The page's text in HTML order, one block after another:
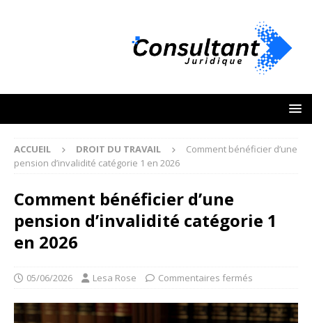
ACCUEIL DROIT DU TRAVAIL
Comment bénéficier d’une
pension d’invalidité catégorie 1 en 2026
Comment bénéficier d’une
pension d’invalidité catégorie 1
en 2026
05/06/2026 Lesa Rose Commentaires fermés